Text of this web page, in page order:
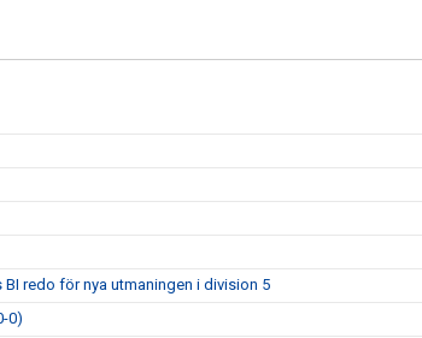
redo för nya utmaningen i division 5
0)